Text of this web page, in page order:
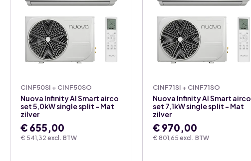
CINF50SI + CINF50SO
€ 541,32 excl. BTW
Nuova Infinity AI Smart airco
set 5,0kW single split – Mat
zilver
€ 655,00
CINF71SI + CINF71SO
€ 801,65 excl. BTW
Nuova Infinity AI Smart airco
set 7,1kW single split – Mat
zilver
€ 970,00